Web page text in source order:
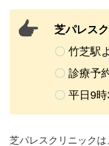
芝パレス
〇 竹芝駅
〇 診療予
〇 平日9
芝パレスクリニック